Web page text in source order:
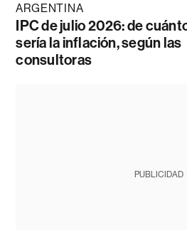
ARGENTINA
IPC de julio 2026: de
sería la inflación, según las
consultoras
PUBLICIDAD